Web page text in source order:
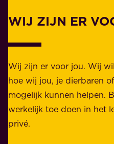
Z
k
e
l
i
j
k
i
h
e
i
d
d
WIJ ZIJN ER
Wij zijn er voor jou. Wij
hoe wij jou, je dierbaren
mogelijk kunnen helpen.
werkelijk toe doen in het
privé.